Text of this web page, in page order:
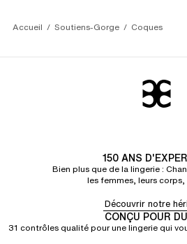
Accueil Soutiens-Gorge Coques
150 ANS
Bien plus que de la lingerie :
les femmes, leurs corps,
Découvrir notre
CONÇU POUR
31 contrôles qualité pour une lingerie qui